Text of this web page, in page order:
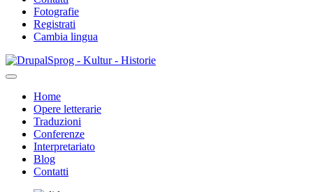
Fotografie
Registrati
Cambia lingua
Salta
al
principale
Sprog - Kultur - Historie
Primær
navigation
Home
Opere letterarie
Traduzioni
Conferenze
Interpretariato
Blog
Contatti